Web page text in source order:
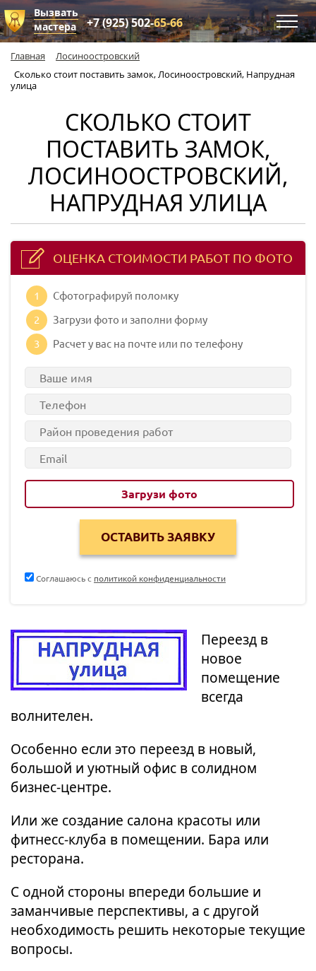
Вызвать
мастера
+7 (925) 502-65-66
Главная
Лосиноостровский
Сколько стоит поставить замок, Лосиноостровский, Напрудная
улица
СКОЛЬКО СТОИТ
ПОСТАВИТЬ ЗАМОК,
ЛОСИНООСТРОВСКИЙ,
НАПРУДНАЯ УЛИЦА
Переезд в
новое
помещение
всегда
волнителен.
Особенно если это переезд в новый,
большой и уютный офис в солидном
бизнес-центре.
Или же создание салона красоты или
фитнесс-клуба в помещении. Бара или
ресторана.
С одной стороны впереди большие и
заманчивые перспективы, а с другой
необходимость решить некоторые текущие
вопросы.
ОЦЕНКА СТОИМОСТИ РАБОТ ПО ФОТО
1
Сфотографируй поломку
2
Загрузи фото и заполни форму
3
Расчет у вас на почте или по телефону
Загрузи фото
Соглашаюсь с политикой конфиденциальности